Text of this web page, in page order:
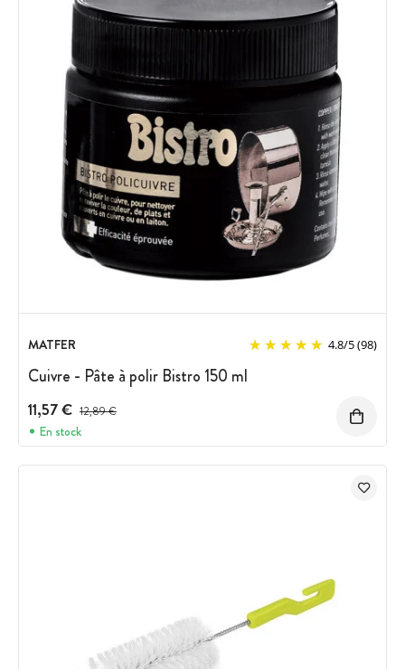
MATFER 4.8/5(98)
Cuivre - Pâte à polir Bistro 150 ml
11,57 € Prix avant réduction :
12,89 €
En stock